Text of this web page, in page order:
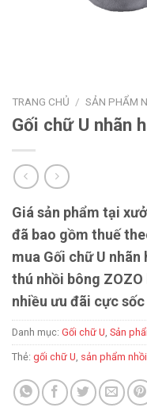
TRANG CHỦ / SẢN PHẨM
Gối chữ U nhãn
Giá sản phẩm tại
đã bao gồm thuế
mua Gối chữ U
thú nhồi bông
nhiều ưu đãi cực sốc
Danh mục: Gối chữ U, Sản
Thẻ: gối chữ U, sản phẩm